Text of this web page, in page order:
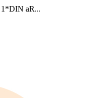
1*DIN aR...